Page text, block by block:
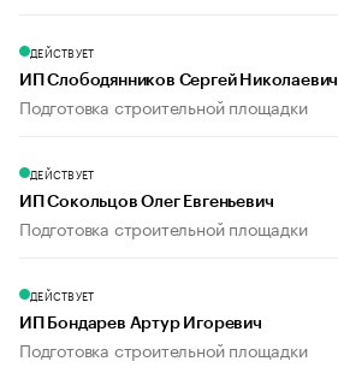
ДЕЙСТВУЕТ
ИП Слободянников Сергей Николаевич
Подготовка строительной площадки
ДЕЙСТВУЕТ
ИП Сокольцов Олег Евгеньевич
Подготовка строительной площадки
ДЕЙСТВУЕТ
ИП Бондарев Артур Игоревич
Подготовка строительной площадки